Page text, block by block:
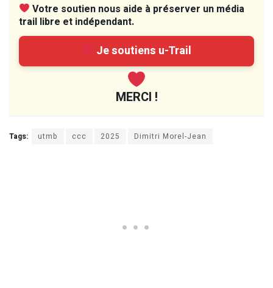
Votre soutien nous aide à préserver un média
trail libre et indépendant.
Je soutiens u-Trail
MERCI !
Tags: utmb ccc 2025 Dimitri Morel-Jean